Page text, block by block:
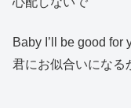
Baby I’ll be good for
君にお似合いになる